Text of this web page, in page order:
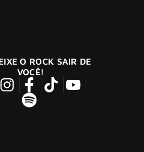
O ROCK SAIR DE
VOCÊ!